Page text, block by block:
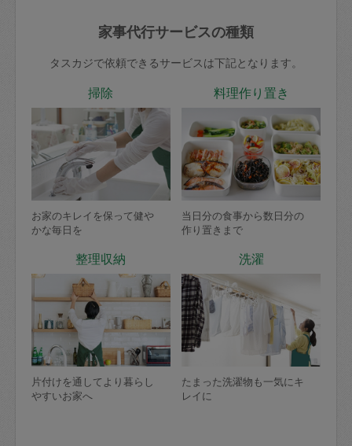
家事代行サービスの種類
タスカジで依頼できるサービスは下記となります。
掃除
お家のキレイを保って健や
かな毎日を
料理作り置き
当日分の食事から数日分の
作り置きまで
整理収納
片付けを通してより暮らし
やすいお家へ
洗濯
たまった洗濯物も一気にキ
レイに